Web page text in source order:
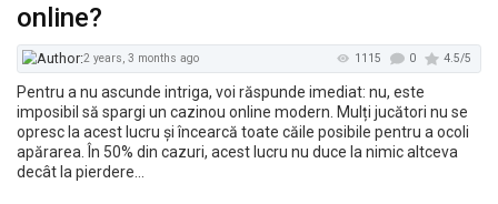
online?
Pentru a nu ascunde intriga, voi răspunde imediat: nu, este
imposibil să spargi un cazinou online modern. Mulți jucători nu se
opresc la acest lucru și încearcă toate căile posibile pentru a ocoli
apărarea. În 50% din cazuri, acest lucru nu duce la nimic altceva
decât la pierdere…